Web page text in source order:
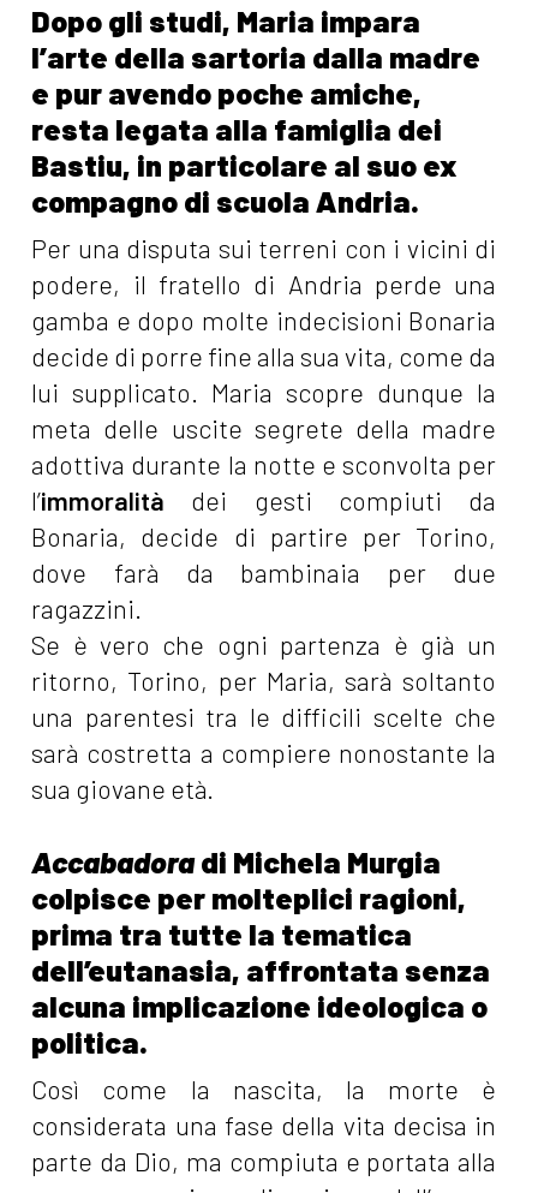
Dopo gli studi, Maria impara
l’arte della sartoria dalla madre
e pur avendo poche amiche,
resta legata alla famiglia dei
Bastiu, in particolare al suo ex
compagno di scuola Andria.
Per una disputa sui terreni con i vicini di
podere, il fratello di Andria perde una
gamba e dopo molte indecisioni Bonaria
decide di porre fine alla sua vita, come da
lui supplicato. Maria scopre dunque la
meta delle uscite segrete della madre
adottiva durante la notte e sconvolta per
l’immoralità dei gesti compiuti da
Bonaria, decide di partire per Torino,
dove farà da bambinaia per due
ragazzini.
Se è vero che ogni partenza è già un
ritorno, Torino, per Maria, sarà soltanto
una parentesi tra le difficili scelte che
sarà costretta a compiere nonostante la
sua giovane età.
Accabadoradi Michela Murgia
colpisce per molteplici ragioni,
prima tra tutte la tematica
dell’eutanasia, affrontata senza
alcuna implicazione ideologica o
politica.
Così come la nascita, la morte è
considerata una fase della vita decisa in
parte da Dio, ma compiuta e portata alla